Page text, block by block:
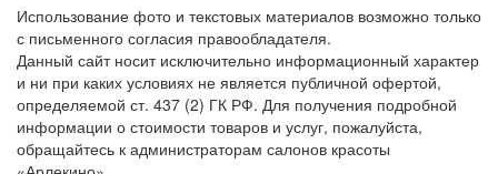
Использование фото и текстовых материалов возможно только
с письменного согласия правообладателя.
Данный сайт носит исключительно информационный характер
и ни при каких условиях не является публичной офертой,
определяемой ст. 437 (2) ГК РФ. Для получения подробной
информации о стоимости товаров и услуг, пожалуйста,
обращайтесь к администраторам салонов красоты